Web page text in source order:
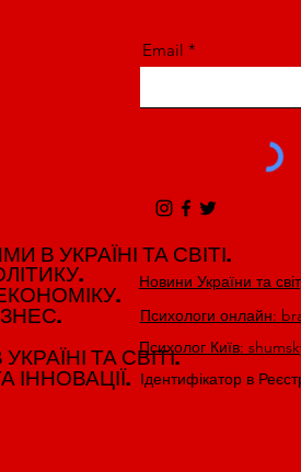
В УКРАЇНІ ТА СВІТІ.
ТА СВІТІ.
ІННОВАЦІЇ.
В УКРАЇНІ ТА СВІТІ.
ТА СВІТІ.
ІННОВАЦІЇ.
Email
Новини України та
Психологи онлайн:
Психолог Київ:
Ідентифікатор в